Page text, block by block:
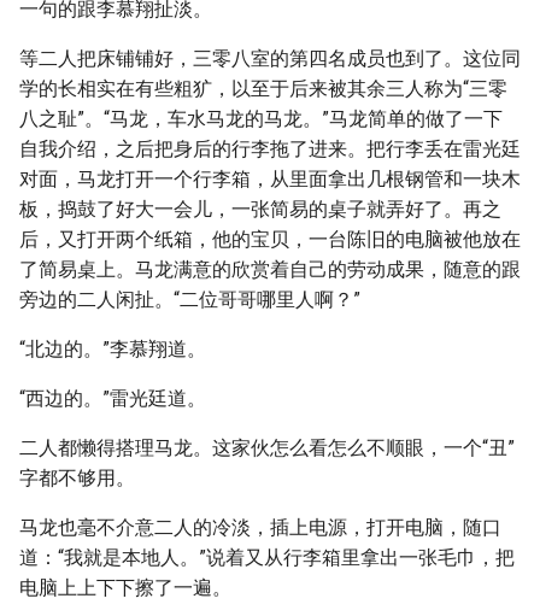
一句的跟李慕翔扯淡。
等二人把床铺铺好，三零八室的第四名成员也到了。这位同
学的长相实在有些粗犷，以至于后来被其余三人称为“三零
八之耻”。“马龙，车水马龙的马龙。”马龙简单的做了一下
自我介绍，之后把身后的行李拖了进来。把行李丢在雷光廷
对面，马龙打开一个行李箱，从里面拿出几根钢管和一块木
板，捣鼓了好大一会儿，一张简易的桌子就弄好了。再之
后，又打开两个纸箱，他的宝贝，一台陈旧的电脑被他放在
了简易桌上。马龙满意的欣赏着自己的劳动成果，随意的跟
旁边的二人闲扯。“二位哥哥哪里人啊？”
“北边的。”李慕翔道。
“西边的。”雷光廷道。
二人都懒得搭理马龙。这家伙怎么看怎么不顺眼，一个“丑”
字都不够用。
马龙也毫不介意二人的冷淡，插上电源，打开电脑，随口
道：“我就是本地人。”说着又从行李箱里拿出一张毛巾，把
电脑上上下下擦了一遍。